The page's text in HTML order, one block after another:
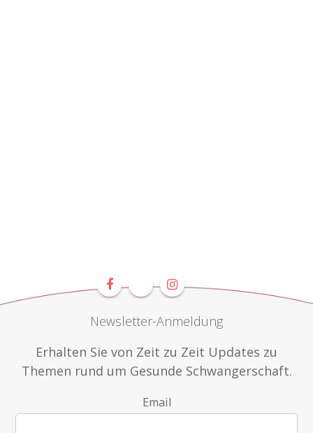
Newsletter-Anmeldung
Erhalten Sie von Zeit zu Zeit Updates zu
Themen rund um Gesunde Schwangerschaft.
Email